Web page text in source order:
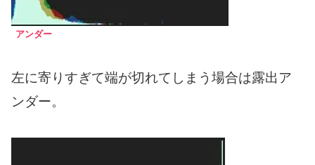
アンダー
左に寄りすぎて端が切れてしまう場合は露出ア
ンダー。